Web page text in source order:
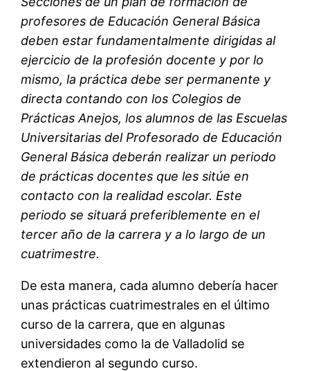
profesores de Educación General Básica
deben estar fundamentalmente dirigidas al
ejercicio de la profesión docente y por lo
mismo, la práctica debe ser permanente y
directa contando con los Colegios de
Prácticas Anejos, los alumnos de las Escuelas
Universitarias del Profesorado de Educación
General Básica deberán realizar un periodo
de prácticas docentes que les sitúe en
contacto con la realidad escolar. Este
periodo se situará preferiblemente en el
tercer año de la carrera y a lo largo de un
cuatrimestre.
De esta manera, cada alumno debería hacer
unas prácticas cuatrimestrales en el último
curso de la carrera, que en algunas
universidades como la de Valladolid se
extendieron al segundo curso.